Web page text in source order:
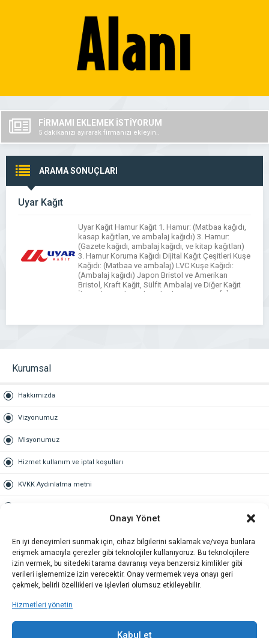
Onayı Yönet
En iyi deneyimleri sunmak için, cihaz bilgilerini saklamak ve/veya bunlara
erişmek amacıyla çerezler gibi teknolojiler kullanıyoruz. Bu teknolojilere
izin vermek, bu sitedeki tarama davranışı veya benzersiz kimlikler gibi
verileri işlememize izin verecektir. Onay vermemek veya onayı geri
çekmek, belirli özellikleri ve işlevleri olumsuz etkileyebilir.
Hizmetleri yönetin
Kabul et
FİRMAMI EKLEMEK İSTİYORUM
5 dakikanızı ayırarak firmanızı ekleyin..
ARAMA SONUÇLARI
Uyar Kağıt
Uyar Kağıt Hamur Kağıt 1. Hamur: (Matbaa kağıdı,
kasap kağıtları, ve ambalaj kağıdı) 3. Hamur:
(Gazete kağıdı, ambalaj kağıdı, ve kitap kağıtları)
3. Hamur Koruma Kağıdı Dijital Kağıt Çeşitleri Kuşe
Kağıdı: (Matbaa ve ambalaj) LVC Kuşe Kağıdı:
(Ambalaj kağıdı) Japon Bristol ve Amerikan
Bristol, Kraft Kağit, Sülfit Ambalaj ve Diğer Kağıt
İhtiyaçlarınızda, Bobin Ebatlama, Giyotin, […]
Kurumsal
Hakkımızda
Vizyonumuz
Misyonumuz
Hizmet kullanım ve iptal koşulları
KVKK Aydınlatma metni
Gold üyelik nedir
Kariyer
İş Başvuru Formu